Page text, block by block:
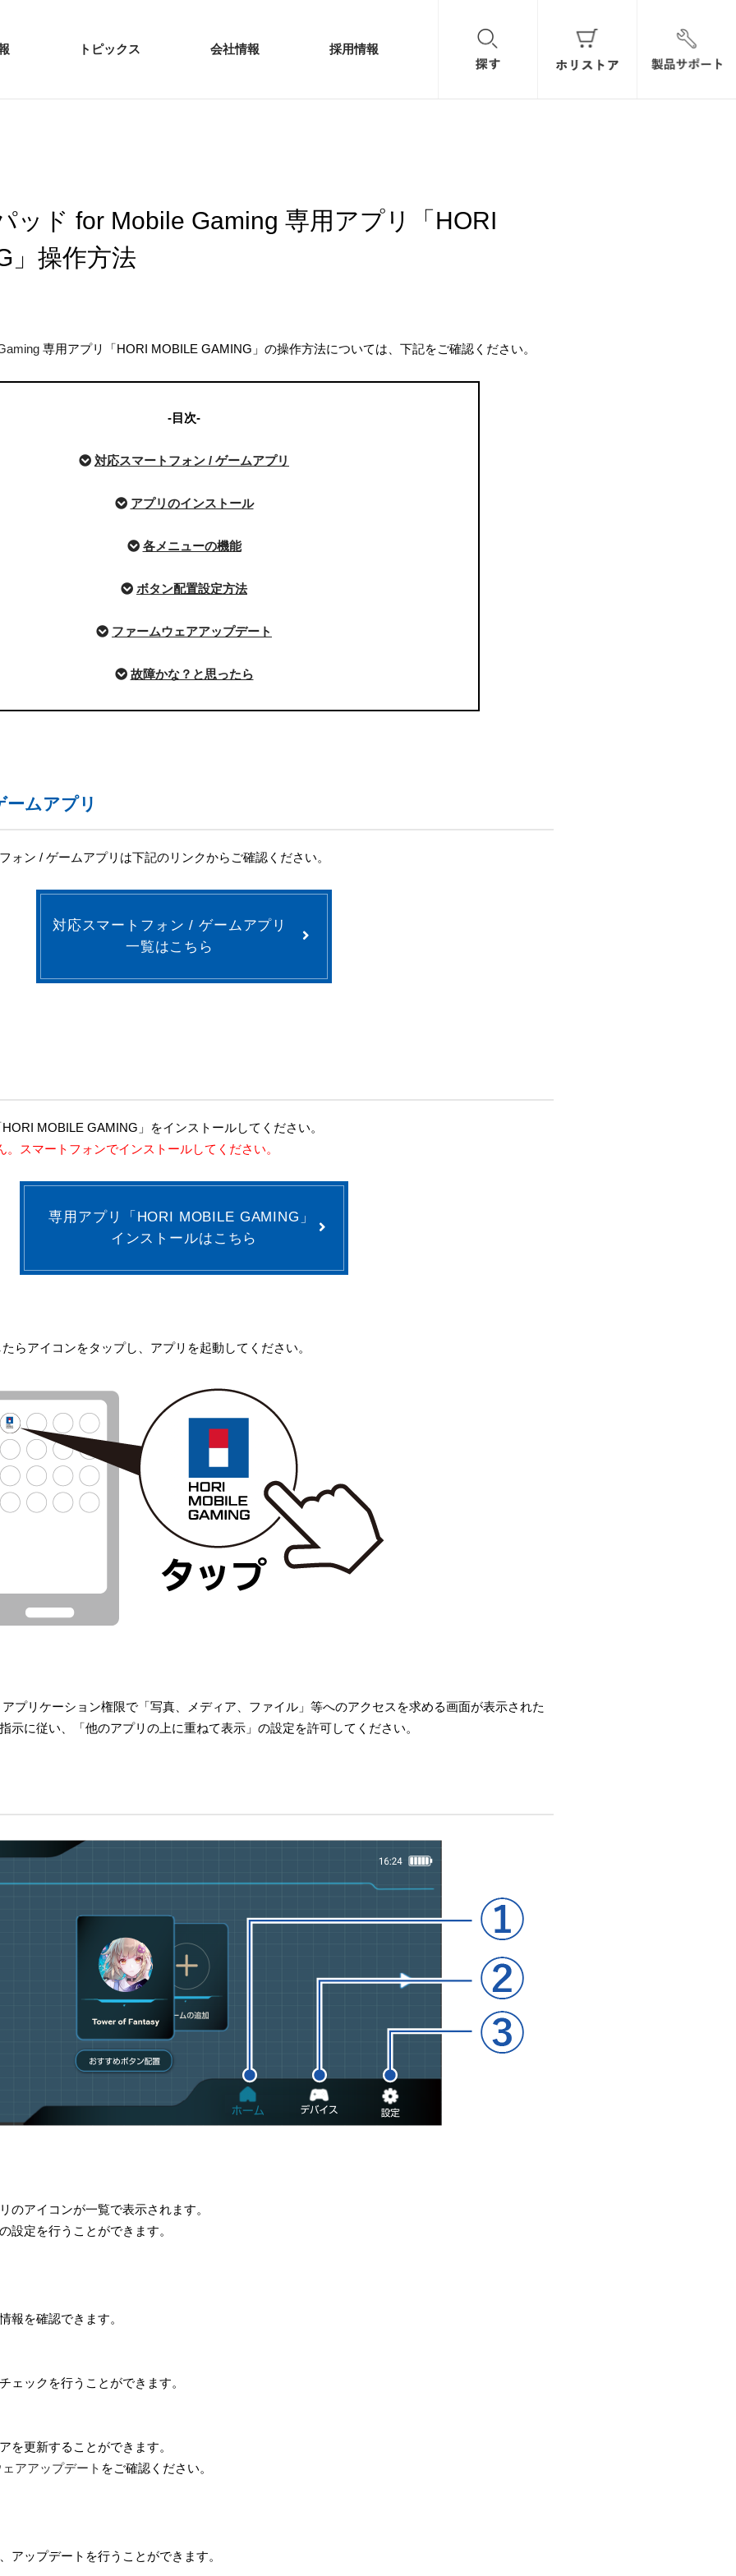
トピックス 会社情報 採用情報
ッド for Mobile Gaming 専用アプリ「HORI
」操作方法
専用アプリ「HORI MOBILE GAMING」の操作方法については、下記をご確認ください。
-目次-
対応スマートフォン / ゲームアプリ
アプリのインストール
各メニューの機能
ボタン配置設定方法
ファームウェアアップデート
故障かな？と思ったら
ムアプリ
ォン / ゲームアプリは下記のリンクからご確認ください。
対応スマートフォン / ゲームアプリ
一覧はこちら
MOBILE GAMING」をインストールしてください。
スマートフォンでインストールしてください。
専用アプリ「HORI MOBILE GAMING」
インストールはこちら
らアイコンをタップし、アプリを起動してください。
プリケーション権限で「写真、メディア、ファイル」等へのアクセスを求める画面が表示された
示に従い、「他のアプリの上に重ねて表示」の設定を許可してください。
のアイコンが一覧で表示されます。
設定を行うことができます。
を確認できます。
ックを行うことができます。
更新することができます。
アアップデート をご確認ください。
ップデートを行うことができます。